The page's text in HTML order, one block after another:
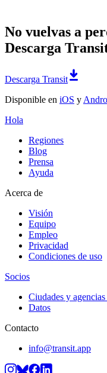
No vuelvas a
Descarga
Descarga Transit
Disponible en iOS y
Hola
Regiones
Blog
Prensa
Ayuda
Acerca de
Visión
Equipo
Empleo
Privacidad
Condiciones de uso
Socios
Ciudades y
Datos
Contacto
info@transit.app